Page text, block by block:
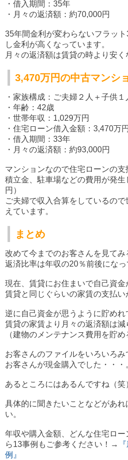
・借入期間：35年
・月々の返済額：約70,000円
35年間金利が変わらないフラッ
し金利が高くなっています。
月々の返済額は賃貸の時より安く
3,470万円の中古マンシ
・家族構成：ご夫婦２人＋子供
・年齢：42歳
・世帯年収：1,029万円
・住宅ローン借入金額：3,470万円
・借入期間：33年
・月々の返済額：約93,000円
マンションなので住宅ローンの
積立金、駐車場などの費用が発
円）
ご夫婦で収入合算をしているの
えています。
まとめ
改めて今までのお客さんを見てみ
返済比率は年収の20％前後になっ
現在、賃貸にお住まいで自己資
賃貸と同じぐらいの家賃の支払い
逆に自己資金が思うように貯め
賃貸の家賃より月々の返済額は減
（建物のメンテナンス費用を貯め
お客さんのファイルをいろいろ
お客さんが現金購入でした・・・
あるところにはあるんですね（笑
具体的に聞きたいことなどがあ
い。
年収や購入金額、どんな住宅ロ
ら13事例もご参考ください！→
例』